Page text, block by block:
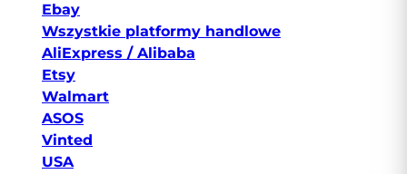
Ebay
Wszystkie platformy handlowe
AliExpress / Alibaba
Etsy
Walmart
ASOS
Vinted
USA